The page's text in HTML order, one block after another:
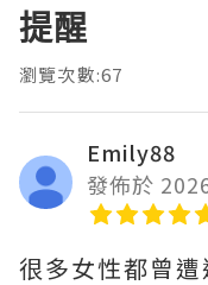
提醒
瀏覽次數:67
Emily88
發佈於
很多女性都曾